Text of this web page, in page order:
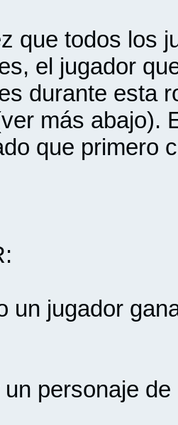
que todos los
el jugador
durante esta
más abajo).
que primero
un jugador
un personaje